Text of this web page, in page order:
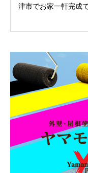
津市でお家一軒完成